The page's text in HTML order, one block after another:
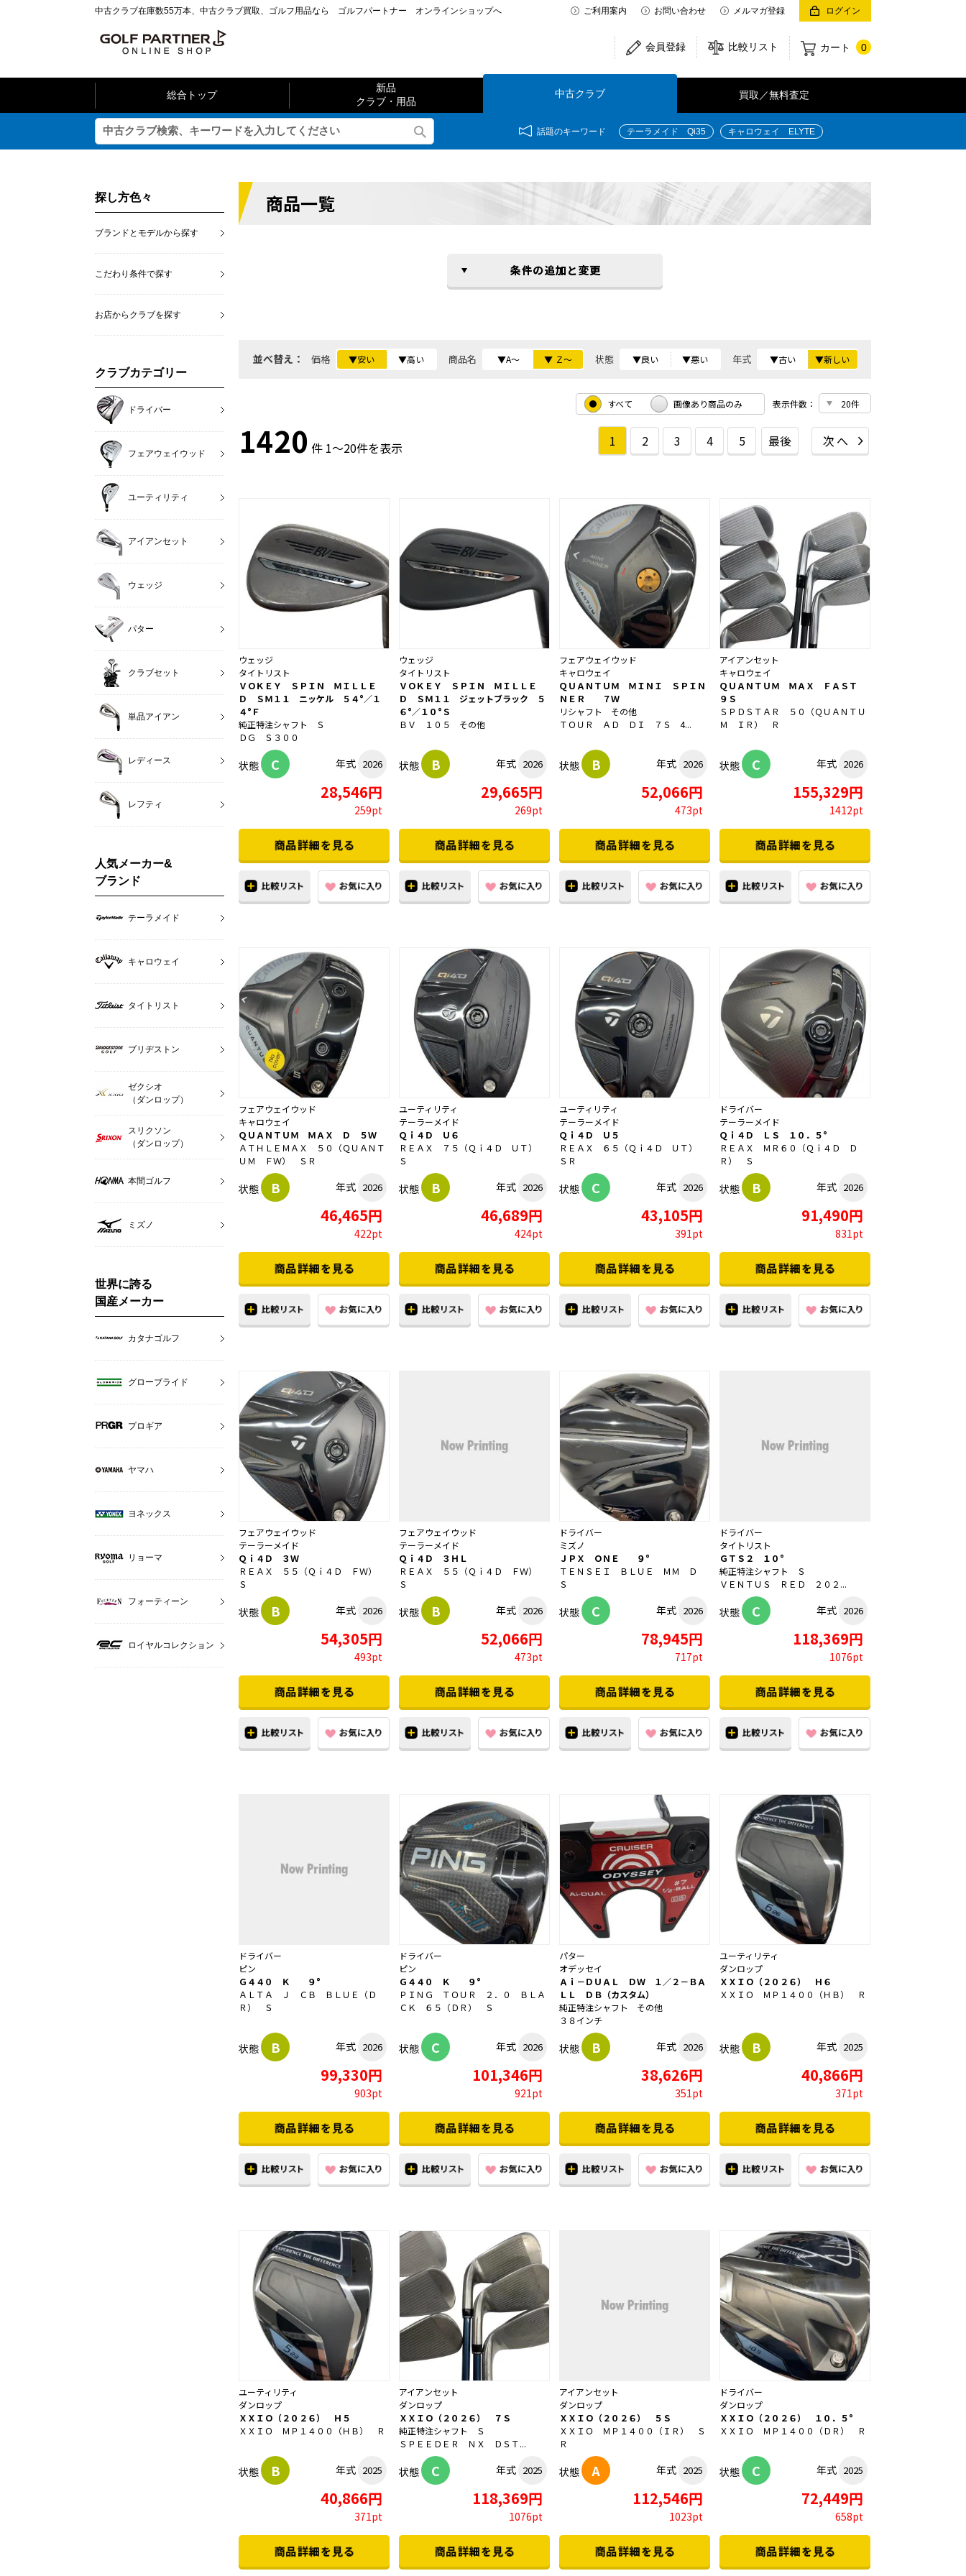
中古クラブ在庫数55万本、中古クラブ買取、ゴルフ用品なら ゴルフパートナー オンラインショップへ ご利用案内 お問い合わせ メルマガ登録 ログイン
カート 0
比較リスト
会員登録
総合トップ
新品
クラブ・用品
中古クラブ 買取／無料査定
話題のキーワード テーラメイド Qi35 キャロウェイ ELYTE
商品一覧
並べ替え： 価格 ▼安い ▼高い 商品名 ▼A～ ▼ Ｚ～ 状態 ▼良い ▼悪い 年式 ▼古い ▼新しい
すべて 画像あり商品のみ 表示件数：
1420 件 1～20件を表示 1 2 3 4 5 最後 次へ
ウェッジ
タイトリスト
ＶＯＫＥＹ ＳＰＩＮ ＭＩＬＬＥ
Ｄ ＳＭ１１ ニッケル ５４°／１
４°Ｆ
純正特注シャフト Ｓ
ＤＧ Ｓ３００
状態 C 年式 2026
28,546円
259pt
ウェッジ
タイトリスト
ＶＯＫＥＹ ＳＰＩＮ ＭＩＬＬＥ
Ｄ ＳＭ１１ ジェットブラック ５
６°／１０°Ｓ
ＢＶ １０５ その他
状態 B 年式 2026
29,665円
269pt
フェアウェイウッド
キャロウェイ
ＱＵＡＮＴＵＭ ＭＩＮＩ ＳＰＩＮ
ＮＥＲ ７Ｗ
リシャフト その他
ＴＯＵＲ ＡＤ ＤＩ ７Ｓ 4...
状態 B 年式 2026
52,066円
473pt
アイアンセット
キャロウェイ
ＱＵＡＮＴＵＭ ＭＡＸ ＦＡＳＴ
９Ｓ
ＳＰＤＳＴＡＲ ５０（ＱＵＡＮＴＵ
Ｍ ＩＲ） Ｒ
状態 C 年式 2026
155,329円
1412pt
フェアウェイウッド
キャロウェイ
ＱＵＡＮＴＵＭ ＭＡＸ Ｄ ５Ｗ
ＡＴＨＬＥＭＡＸ ５０（ＱＵＡＮＴ
ＵＭ ＦＷ） ＳＲ
状態 B 年式 2026
46,465円
422pt
ユーティリティ
テーラーメイド
Ｑｉ４Ｄ Ｕ６
ＲＥＡＸ ７５（Ｑｉ４Ｄ ＵＴ）
Ｓ
状態 B 年式 2026
46,689円
424pt
ユーティリティ
テーラーメイド
Ｑｉ４Ｄ Ｕ５
ＲＥＡＸ ６５（Ｑｉ４Ｄ ＵＴ）
ＳＲ
状態 C 年式 2026
43,105円
391pt
ドライバー
テーラーメイド
Ｑｉ４Ｄ ＬＳ １０．５°
ＲＥＡＸ ＭＲ６０（Ｑｉ４Ｄ Ｄ
Ｒ） Ｓ
状態 B 年式 2026
91,490円
831pt
フェアウェイウッド
テーラーメイド
Ｑｉ４Ｄ ３Ｗ
ＲＥＡＸ ５５（Ｑｉ４Ｄ ＦＷ）
Ｓ
状態 B 年式 2026
54,305円
493pt
フェアウェイウッド
テーラーメイド
Ｑｉ４Ｄ ３ＨＬ
ＲＥＡＸ ５５（Ｑｉ４Ｄ ＦＷ）
Ｓ
状態 B 年式 2026
52,066円
473pt
ドライバー
ミズノ
ＪＰＸ ＯＮＥ ９°
ＴＥＮＳＥＩ ＢＬＵＥ ＭＭ Ｄ
Ｓ
状態 C 年式 2026
78,945円
717pt
ドライバー
タイトリスト
ＧＴＳ２ １０°
純正特注シャフト Ｓ
ＶＥＮＴＵＳ ＲＥＤ ２０２...
状態 C 年式 2026
118,369円
1076pt
ドライバー
ピン
Ｇ４４０ Ｋ ９°
ＡＬＴＡ Ｊ ＣＢ ＢＬＵＥ（Ｄ
Ｒ） Ｓ
状態 B 年式 2026
99,330円
903pt
ドライバー
ピン
Ｇ４４０ Ｋ ９°
ＰＩＮＧ ＴＯＵＲ ２．０ ＢＬＡ
ＣＫ ６５（ＤＲ） Ｓ
状態 C 年式 2026
101,346円
921pt
パター
オデッセイ
Ａｉ－ＤＵＡＬ ＤＷ １／２－ＢＡ
ＬＬ ＤＢ（カスタム）
純正特注シャフト その他
３８インチ
状態 B 年式 2026
38,626円
351pt
ユーティリティ
ダンロップ
ＸＸＩＯ（２０２６） Ｈ６
ＸＸＩＯ ＭＰ１４００（ＨＢ） Ｒ
状態 B 年式 2025
40,866円
371pt
ユーティリティ
ダンロップ
ＸＸＩＯ（２０２６） Ｈ５
ＸＸＩＯ ＭＰ１４００（ＨＢ） Ｒ
状態 B 年式 2025
40,866円
371pt
アイアンセット
ダンロップ
ＸＸＩＯ（２０２６） ７Ｓ
純正特注シャフト Ｓ
ＳＰＥＥＤＥＲ ＮＸ ＤＳＴ...
状態 C 年式 2025
118,369円
1076pt
アイアンセット
ダンロップ
ＸＸＩＯ（２０２６） ５Ｓ
ＸＸＩＯ ＭＰ１４００（ＩＲ） Ｓ
Ｒ
状態 A 年式 2025
112,546円
1023pt
ドライバー
ダンロップ
ＸＸＩＯ（２０２６） １０．５°
ＸＸＩＯ ＭＰ１４００（ＤＲ） Ｒ
状態 C 年式 2025
72,449円
658pt
探し方色々
ブランドとモデルから探す
こだわり条件で探す
お店からクラブを探す
クラブカテゴリー
ドライバー
フェアウェイウッド
ユーティリティ
アイアンセット
ウェッジ
パター
クラブセット
単品アイアン
レディース
レフティ
人気メーカー&
ブランド
テーラメイド
キャロウェイ
タイトリスト
ブリヂストン
ゼクシオ
（ダンロップ）
スリクソン
（ダンロップ）
本間ゴルフ
ミズノ
世界に誇る
国産メーカー
カタナゴルフ
グローブライド
プロギア
ヤマハ
ヨネックス
リョーマ
フォーティーン
ロイヤルコレクション